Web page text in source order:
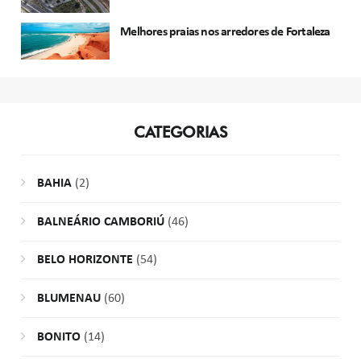
Melhores praias nos arredores de Fortaleza
CATEGORIAS
BAHIA(2)
BALNEÁRIO CAMBORIÚ(46)
BELO HORIZONTE (54)
BLUMENAU(60)
BONITO(14)